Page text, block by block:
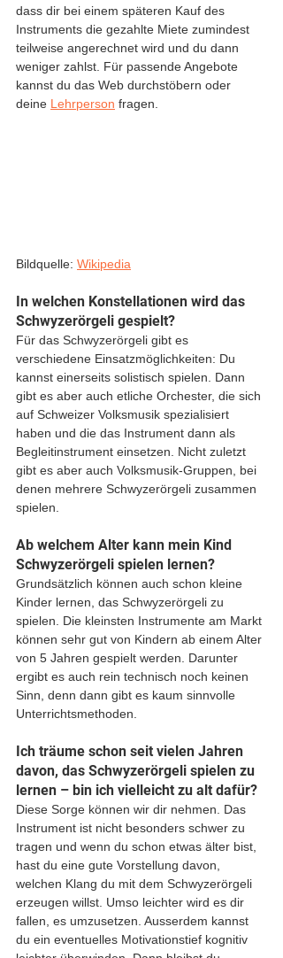
dass dir bei einem späteren Kauf des
Instruments die gezahlte Miete zumindest
teilweise angerechnet wird und du dann
weniger zahlst. Für passende Angebote
kannst du das Web durchstöbern oder
deine Lehrperson fragen.
Bildquelle: Wikipedia
In welchen Konstellationen wird das
Schwyzerörgeli gespielt?
Für das Schwyzerörgeli gibt es
verschiedene Einsatzmöglichkeiten: Du
kannst einerseits solistisch spielen. Dann
gibt es aber auch etliche Orchester, die sich
auf Schweizer Volksmusik spezialisiert
haben und die das Instrument dann als
Begleitinstrument einsetzen. Nicht zuletzt
gibt es aber auch Volksmusik-Gruppen, bei
denen mehrere Schwyzerörgeli zusammen
spielen.
Ab welchem Alter kann mein Kind
Schwyzerörgeli spielen lernen?
Grundsätzlich können auch schon kleine
Kinder lernen, das Schwyzerörgeli zu
spielen. Die kleinsten Instrumente am Markt
können sehr gut von Kindern ab einem Alter
von 5 Jahren gespielt werden. Darunter
ergibt es auch rein technisch noch keinen
Sinn, denn dann gibt es kaum sinnvolle
Unterrichtsmethoden.
Ich träume schon seit vielen Jahren
davon, das Schwyzerörgeli spielen zu
lernen – bin ich vielleicht zu alt dafür?
Diese Sorge können wir dir nehmen. Das
Instrument ist nicht besonders schwer zu
tragen und wenn du schon etwas älter bist,
hast du eine gute Vorstellung davon,
welchen Klang du mit dem Schwyzerörgeli
erzeugen willst. Umso leichter wird es dir
fallen, es umzusetzen. Ausserdem kannst
du ein eventuelles Motivationstief kognitiv